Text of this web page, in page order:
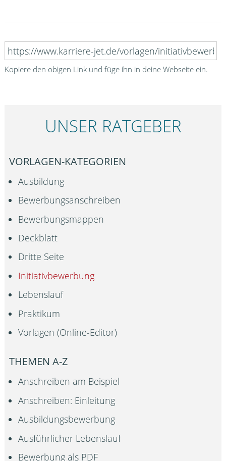
Kopiere den obigen Link und füge ihn in deine Webseite ein.
UNSER RATGEBER
VORLAGEN-KATEGORIEN
Ausbildung
Bewerbungsanschreiben
Bewerbungsmappen
Deckblatt
Dritte Seite
Initiativbewerbung
Lebenslauf
Praktikum
Vorlagen (Online-Editor)
THEMEN A-Z
Anschreiben am Beispiel
Anschreiben: Einleitung
Ausbildungsbewerbung
Ausführlicher Lebenslauf
Bewerbung als PDF